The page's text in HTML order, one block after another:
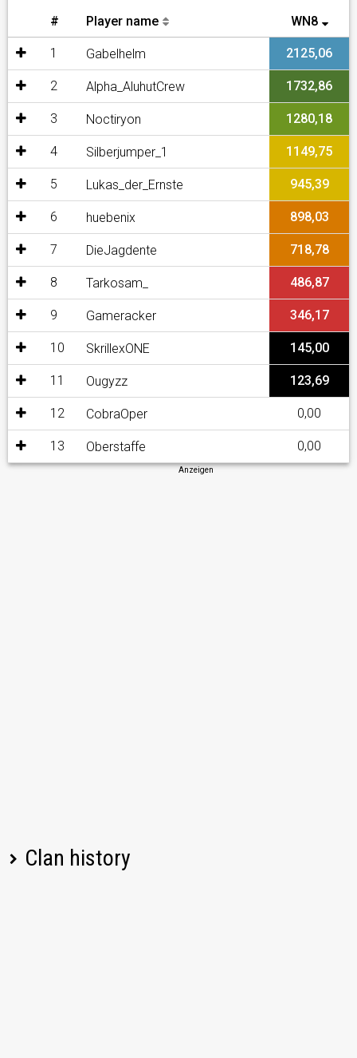
# Player name WN8
1 Gabelhelm 2125,06
2 Alpha_AluhutCrew 1732,86
3 Noctiryon 1280,18
4 Silberjumper_1 1149,75
5 Lukas_der_Ernste 945,39
6 huebenix 898,03
7 DieJagdente 718,78
8 Tarkosam_ 486,87
9 Gameracker 346,17
10 SkrillexONE 145,00
11 Ougyzz 123,69
12 CobraOper 0,00
13 Oberstaffe 0,00
Anzeigen
Clan history